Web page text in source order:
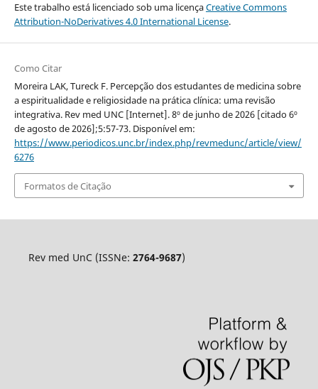
Este trabalho está licenciado sob uma licençaCreative Commons
Attribution-NoDerivatives 4.0 International License.
Como Citar
Moreira LAK, Tureck F. Percepção dos estudantes de medicina sobre
a espiritualidade e religiosidade na prática clínica: uma revisão
integrativa. Rev med UNC [Internet]. 8º de junho de 2026 [citado 6º
de agosto de 2026];5:57-73. Disponível em:
https://www.periodicos.unc.br/index.php/revmedunc/article/view/
6276
Formatos de Citação
Rev med UnC (ISSNe: 2764-9687)